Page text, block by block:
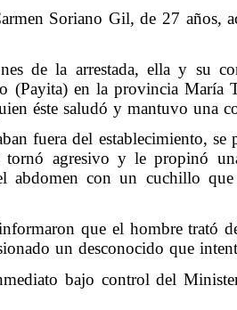
Soriano Gil, de 27 años,
de la arrestada, ella y su
(Payita) en la provincia María
éste saludó y mantuvo una
fuera del establecimiento,
agresivo y le propinó
abdomen con un cuchillo
que el hombre trató
un desconocido que
bajo control del